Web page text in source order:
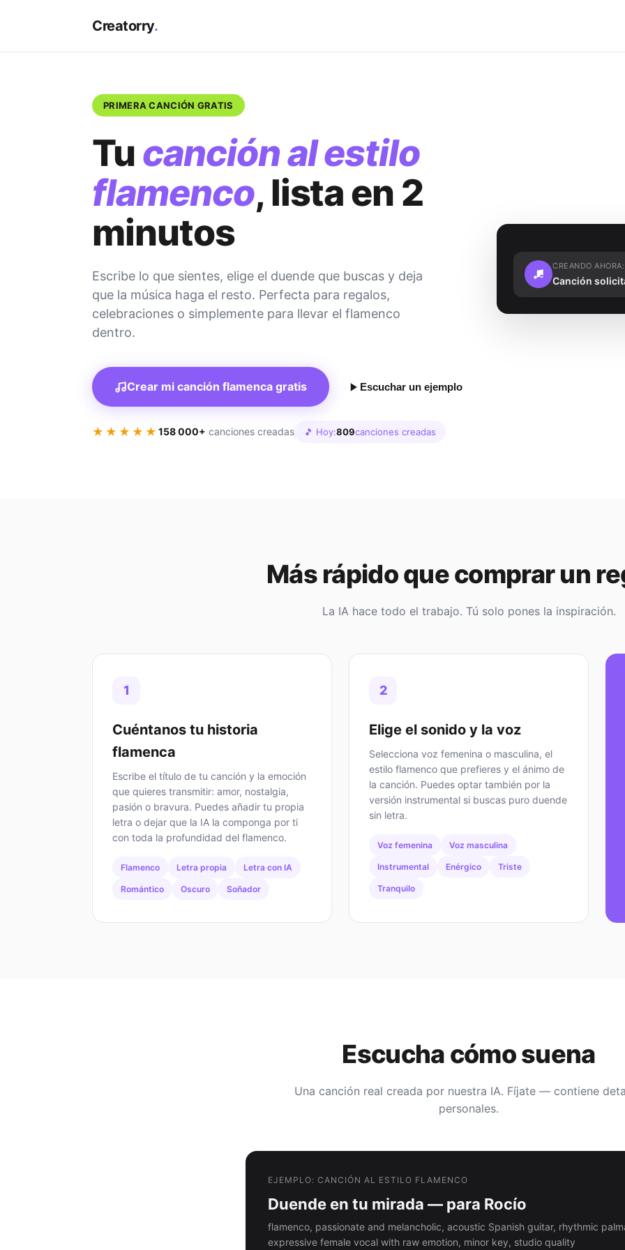
Creatorry.
PRIMERA CANCIÓN GRATIS
Tucanción al estilo
flamenco, lista en 2
minutos
Escribe lo que sientes, elige el duende que buscas y deja
que la música haga el resto. Perfecta para regalos,
celebraciones o simplemente para llevar el flamenco
dentro.
Crear mi canción flamenca gratis Escuchar un ejemplo
★★★★★ 158 000+ canciones creadas 🎵 Hoy:809canciones creadas
CREANDO AHORA:
Canción
Más rápido que comprar un
La IA hace todo el trabajo. Tú solo pones la inspiración.
1
Cuéntanos tu historia
flamenca
Escribe el título de tu canción y la emoción
que quieres transmitir: amor, nostalgia,
pasión o bravura. Puedes añadir tu propia
letra o dejar que la IA la componga por ti
con toda la profundidad del flamenco.
Flamenco Letra propia Letra con IA
Romántico Oscuro Soñador
2
Elige el sonido y la voz
Selecciona voz femenina o masculina, el
estilo flamenco que prefieres y el ánimo de
la canción. Puedes optar también por la
versión instrumental si buscas puro duende
sin letra.
Voz femenina Voz masculina
Instrumental Enérgico Triste
Tranquilo
Escucha cómo suena
Una canción real creada por nuestra IA. Fíjate — contiene
personales.
EJEMPLO: CANCIÓN AL ESTILO FLAMENCO
Duende en tu mirada — para Rocío
flamenco, passionate and melancholic, acoustic Spanish guitar, rhythmic
expressive female vocal with raw emotion, minor key, studio quality